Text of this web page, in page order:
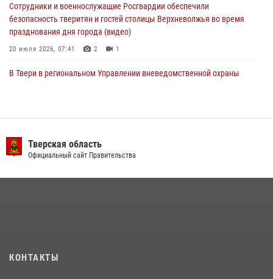
Сотрудники и военнослужащие Росгвардии обеспечили
безопасность тверитян и гостей столицы Верхневолжья во время
празднования дня города (видео)
20 июля 2026, 07:41 2 1
В Твери в региональном Управлении вневедомственной охраны
10 июля 2026, 08:44 1
(видео)
Тверская область
Официальный сайт Правительства
КОНТАКТЫ